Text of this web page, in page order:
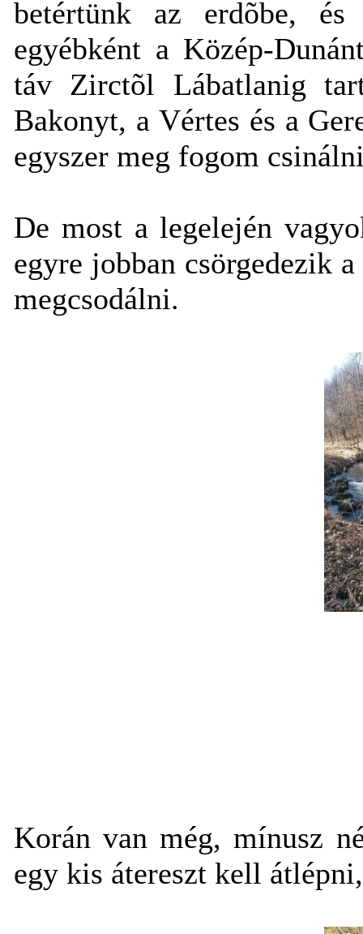
betértünk az erdõbe,
egyébként a Közép-
táv Zirctõl Lábatlanig
Bakonyt, a Vértes és a
egyszer meg fogom
De most a legelején
egyre jobban csörgedezik
megcsodálni.
Korán van még, mínusz
egy kis átereszt kell